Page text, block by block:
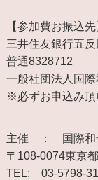
【参加費お振込先
三井住友銀行五
普通8328712
一般社団法人国
※必ずお申込み頂
主催 ： 国際和
〒108-0074東京
TEL: 03-5798-